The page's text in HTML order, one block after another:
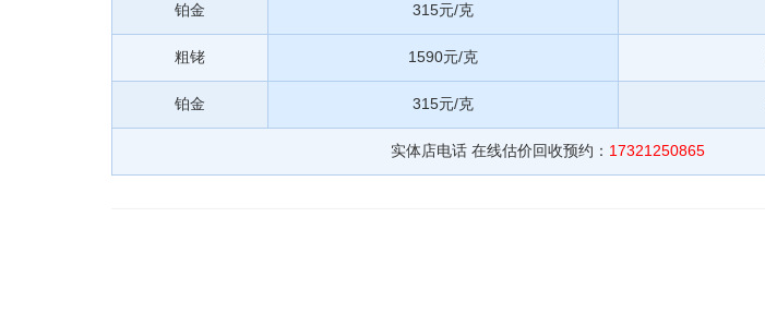
铂金 315元/克
粗铑 1590元/克
铂金 315元/克
实体店电话 在线估价回收预约： 17321250865